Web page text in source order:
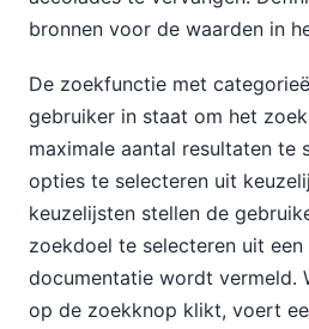
bronnen voor de waarden in
De zoekfunctie met
gebruiker in staat om het
maximale aantal resultaten te
opties te selecteren uit
keuzelijsten stellen de
zoekdoel te selecteren uit
documentatie wordt vermeld.
op de zoekknop klikt, voert